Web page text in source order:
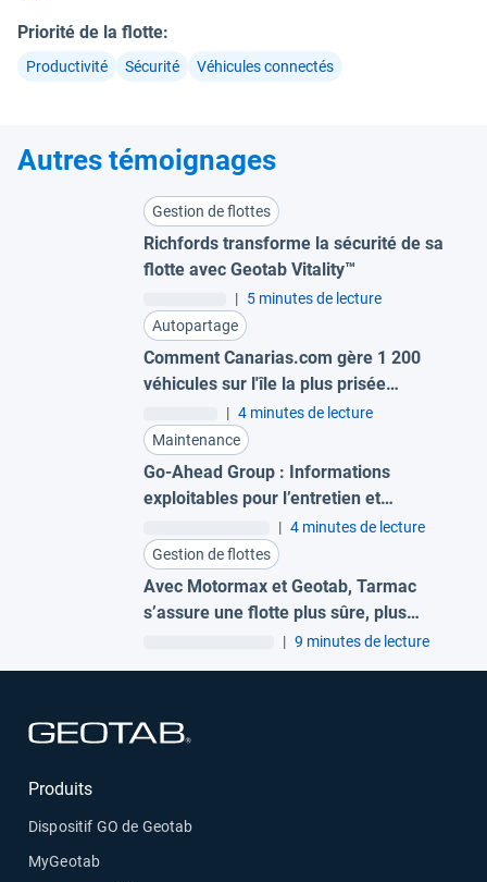
Priorité de la flotte:
Productivité Sécurité Véhicules connectés
Autres témoignages
Gestion de flottes
Richfords transforme la sécurité de sa
flotte avec Geotab Vitality™
| 5 minutes de lecture
Autopartage
Comment Canarias.com gère 1 200
véhicules sur l'île la plus prisée
| 4 minutes de lecture
Maintenance
Go-Ahead Group : Informations
exploitables pour l’entretien et
électrification en toute confiance
| 4 minutes de lecture
Gestion de flottes
Avec Motormax et Geotab, Tarmac
s’assure une flotte plus sûre, plus
durable et axée sur les données
| 9 minutes de lecture
Produits
Dispositif GO de Geotab
MyGeotab